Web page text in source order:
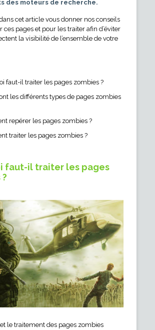
des moteurs de recherche.
cet article vous donner nos conseils
ces pages et pour les traiter afin d’éviter
la visibilité de l’ensemble de votre
faut-il traiter les pages zombies ?
les différents types de pages zombies
repérer les pages zombies ?
traiter les pages zombies ?
faut-il traiter les pages
le traitement des pages zombies